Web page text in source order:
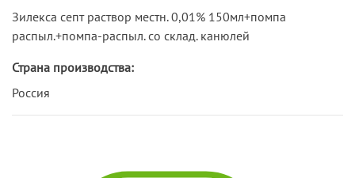
Зилекса септ раствор местн. 0,01% 150мл+помпа
распыл.+помпа-распыл. со склад. канюлей
Страна производства:
Россия